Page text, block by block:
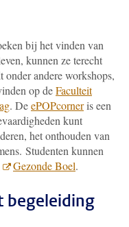
bij het vinden van
kunnen ze terecht
andere workshops,
op deFaculteit
. DeePOPcorneris een
kunt
het onthouden van
Studenten kunnen
Gezonde Boel.
begeleiding